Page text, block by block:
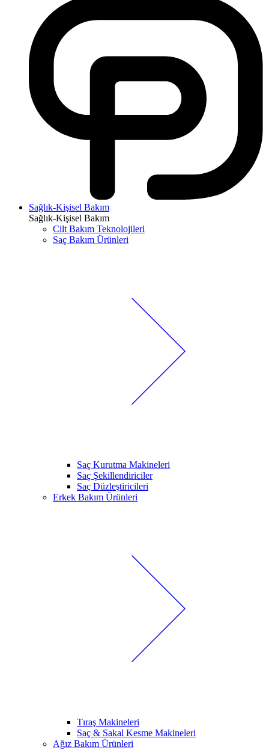
Sağlık-Kişisel Bakım
Sağlık-Kişisel Bakım
Cilt Bakım Teknolojileri
Saç Bakım Ürünleri
Saç Kurutma Makineleri
Saç Şekillendiriciler
Saç Düzleştiricileri
Erkek Bakım Ürünleri
Tıraş Makineleri
Saç & Sakal Kesme Makineleri
Ağız Bakım Ürünleri